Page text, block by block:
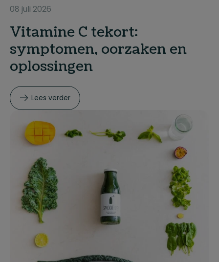
08 juli 2026
Vitamine C tekort:
symptomen, oorzaken en
oplossingen
Lees verder